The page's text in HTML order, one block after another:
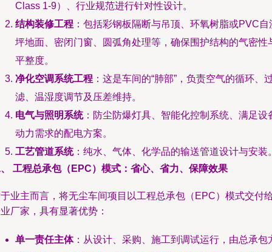
Class 1-9）、行业规范进行针对性设计。
结构装修工程 ：包括彩钢板隔断与吊顶、环氧树脂或PVC自
坪地面、密闭门窗、圆弧角处理等，确保围护结构的气密性
平整度。
净化空调系统工程 ：这是车间的“肺部”，负责空气的循环、
滤、温湿度调节及压差维持。
电气与照明系统：防尘防爆灯具、智能化控制系统、满足设
动力需求的配电方案。
工艺管道系统：纯水、气体、化学品的输送管道设计与安装
工程总承包（EPC）模式：省心、省力、保障效果
业主而言，将无尘车间项目以工程总承包（EPC）模式交付
厂家，具有显著优势：
单一责任主体：从设计、采购、施工到调试运行，由总承包